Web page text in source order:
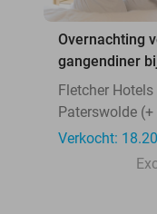
Overnachting
gangendiner
Fletcher Hotels
Paterswolde
Verkocht: